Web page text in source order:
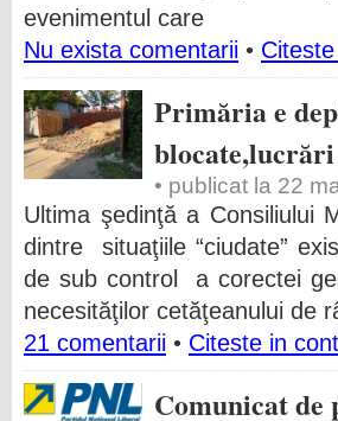
evenimentul care
Nu exista comentarii •
Primăria e
• publicat la 22
Ultima şedinţă a Consiliului
dintre situaţiile “ciudate”
de sub control a corectei
necesităţilor cetăţeanului de
21 comentarii • Citeste in
Comunicat de